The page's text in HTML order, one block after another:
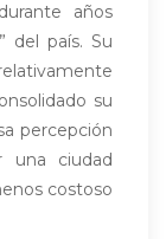
años
del país. Su
su
percepción
una ciudad
costoso